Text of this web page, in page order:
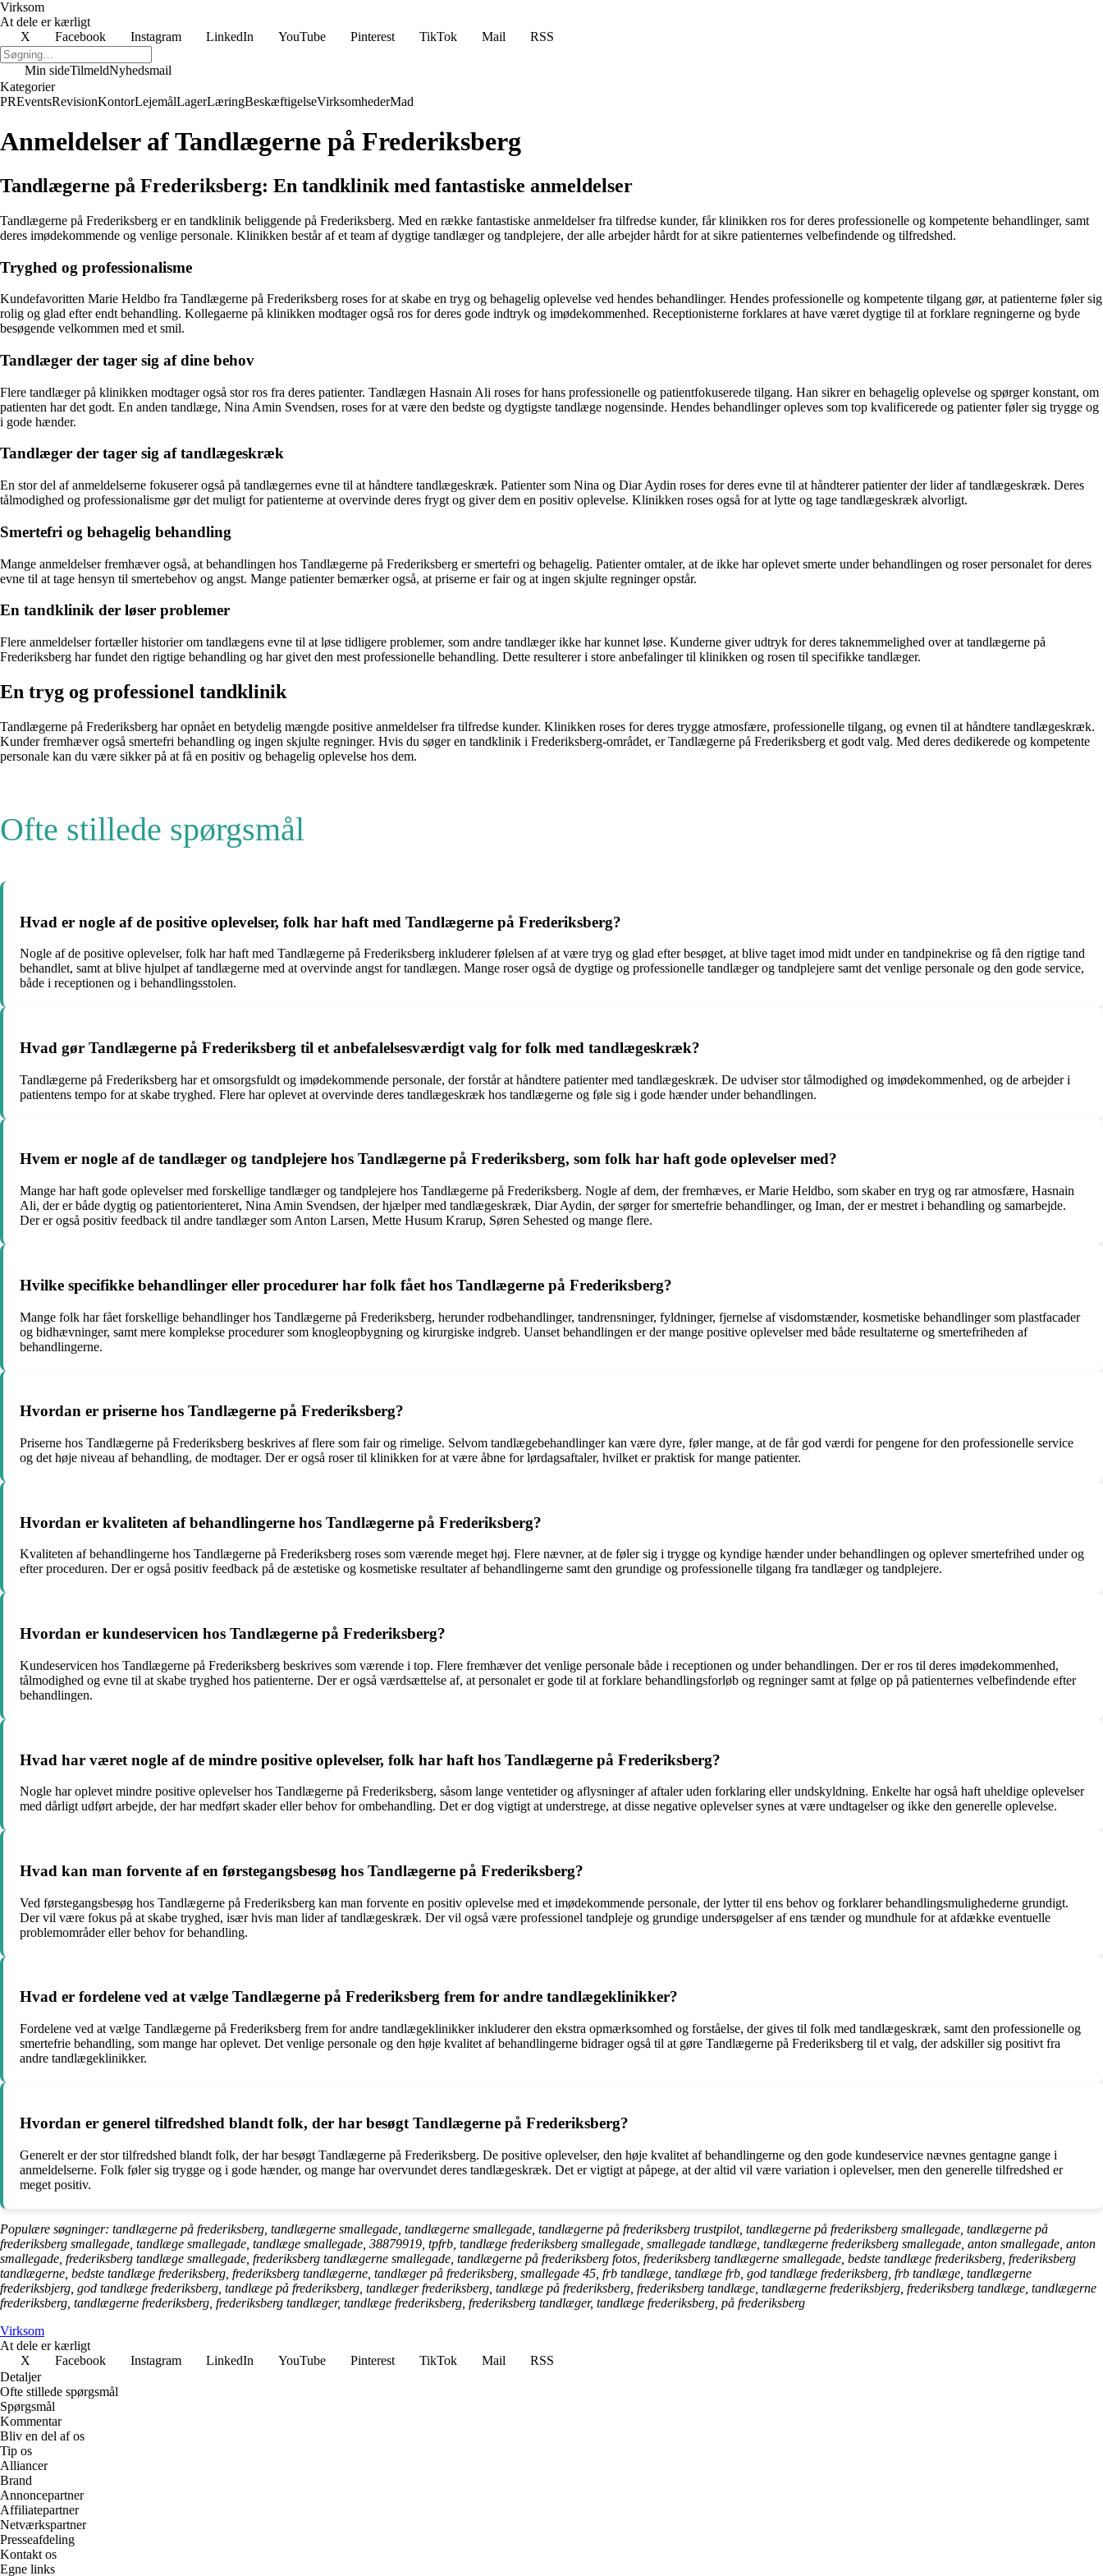
Virksom
At dele er kærligt
X
Facebook Instagram LinkedIn YouTube Pinterest TikTok Mail RSS
Min sideTilmeldNyhedsmail
Kategorier
PREventsRevisionKontorLejemålLagerLæringBeskæftigelseVirksomhederMad
Anmeldelser af Tandlægerne på Frederiksberg
Tandlægerne på Frederiksberg: En tandklinik med fantastiske anmeldelser
Tandlægerne på Frederiksberg er en tandklinik beliggende på Frederiksberg. Med en række fantastiske anmeldelser fra tilfredse kunder, får klinikken ros for deres professionelle og kompetente behandlinger, samt
deres imødekommende og venlige personale. Klinikken består af et team af dygtige tandlæger og tandplejere, der alle arbejder hårdt for at sikre patienternes velbefindende og tilfredshed.
Tryghed og professionalisme
Kundefavoritten Marie Heldbo fra Tandlægerne på Frederiksberg roses for at skabe en tryg og behagelig oplevelse ved hendes behandlinger. Hendes professionelle og kompetente tilgang gør, at patienterne føler sig
rolig og glad efter endt behandling. Kollegaerne på klinikken modtager også ros for deres gode indtryk og imødekommenhed. Receptionisterne forklares at have været dygtige til at forklare regningerne og byde
besøgende velkommen med et smil.
Tandlæger der tager sig af dine behov
Flere tandlæger på klinikken modtager også stor ros fra deres patienter. Tandlægen Hasnain Ali roses for hans professionelle og patientfokuserede tilgang. Han sikrer en behagelig oplevelse og spørger konstant, om
patienten har det godt. En anden tandlæge, Nina Amin Svendsen, roses for at være den bedste og dygtigste tandlæge nogensinde. Hendes behandlinger opleves som top kvalificerede og patienter føler sig trygge og
i gode hænder.
Tandlæger der tager sig af tandlægeskræk
En stor del af anmeldelserne fokuserer også på tandlægernes evne til at håndtere tandlægeskræk. Patienter som Nina og Diar Aydin roses for deres evne til at håndterer patienter der lider af tandlægeskræk. Deres
tålmodighed og professionalisme gør det muligt for patienterne at overvinde deres frygt og giver dem en positiv oplevelse. Klinikken roses også for at lytte og tage tandlægeskræk alvorligt.
Smertefri og behagelig behandling
Mange anmeldelser fremhæver også, at behandlingen hos Tandlægerne på Frederiksberg er smertefri og behagelig. Patienter omtaler, at de ikke har oplevet smerte under behandlingen og roser personalet for deres
evne til at tage hensyn til smertebehov og angst. Mange patienter bemærker også, at priserne er fair og at ingen skjulte regninger opstår.
En tandklinik der løser problemer
Flere anmeldelser fortæller historier om tandlægens evne til at løse tidligere problemer, som andre tandlæger ikke har kunnet løse. Kunderne giver udtryk for deres taknemmelighed over at tandlægerne på
Frederiksberg har fundet den rigtige behandling og har givet den mest professionelle behandling. Dette resulterer i store anbefalinger til klinikken og rosen til specifikke tandlæger.
En tryg og professionel tandklinik
Tandlægerne på Frederiksberg har opnået en betydelig mængde positive anmeldelser fra tilfredse kunder. Klinikken roses for deres trygge atmosfære, professionelle tilgang, og evnen til at håndtere tandlægeskræk.
Kunder fremhæver også smertefri behandling og ingen skjulte regninger. Hvis du søger en tandklinik i Frederiksberg-området, er Tandlægerne på Frederiksberg et godt valg. Med deres dedikerede og kompetente
personale kan du være sikker på at få en positiv og behagelig oplevelse hos dem.
Ofte stillede spørgsmål
Hvad er nogle af de positive oplevelser, folk har haft med Tandlægerne på Frederiksberg?
Nogle af de positive oplevelser, folk har haft med Tandlægerne på Frederiksberg inkluderer følelsen af at være tryg og glad efter besøget, at blive taget imod midt under en tandpinekrise og få den rigtige tand
behandlet, samt at blive hjulpet af tandlægerne med at overvinde angst for tandlægen. Mange roser også de dygtige og professionelle tandlæger og tandplejere samt det venlige personale og den gode service,
både i receptionen og i behandlingsstolen.
Hvad gør Tandlægerne på Frederiksberg til et anbefalelsesværdigt valg for folk med tandlægeskræk?
Tandlægerne på Frederiksberg har et omsorgsfuldt og imødekommende personale, der forstår at håndtere patienter med tandlægeskræk. De udviser stor tålmodighed og imødekommenhed, og de arbejder i
patientens tempo for at skabe tryghed. Flere har oplevet at overvinde deres tandlægeskræk hos tandlægerne og føle sig i gode hænder under behandlingen.
Hvem er nogle af de tandlæger og tandplejere hos Tandlægerne på Frederiksberg, som folk har haft gode oplevelser med?
Mange har haft gode oplevelser med forskellige tandlæger og tandplejere hos Tandlægerne på Frederiksberg. Nogle af dem, der fremhæves, er Marie Heldbo, som skaber en tryg og rar atmosfære, Hasnain
Ali, der er både dygtig og patientorienteret, Nina Amin Svendsen, der hjælper med tandlægeskræk, Diar Aydin, der sørger for smertefrie behandlinger, og Iman, der er mestret i behandling og samarbejde.
Der er også positiv feedback til andre tandlæger som Anton Larsen, Mette Husum Krarup, Søren Sehested og mange flere.
Hvilke specifikke behandlinger eller procedurer har folk fået hos Tandlægerne på Frederiksberg?
Mange folk har fået forskellige behandlinger hos Tandlægerne på Frederiksberg, herunder rodbehandlinger, tandrensninger, fyldninger, fjernelse af visdomstænder, kosmetiske behandlinger som plastfacader
og bidhævninger, samt mere komplekse procedurer som knogleopbygning og kirurgiske indgreb. Uanset behandlingen er der mange positive oplevelser med både resultaterne og smertefriheden af
behandlingerne.
Hvordan er priserne hos Tandlægerne på Frederiksberg?
Priserne hos Tandlægerne på Frederiksberg beskrives af flere som fair og rimelige. Selvom tandlægebehandlinger kan være dyre, føler mange, at de får god værdi for pengene for den professionelle service
og det høje niveau af behandling, de modtager. Der er også roser til klinikken for at være åbne for lørdagsaftaler, hvilket er praktisk for mange patienter.
Hvordan er kvaliteten af behandlingerne hos Tandlægerne på Frederiksberg?
Kvaliteten af behandlingerne hos Tandlægerne på Frederiksberg roses som værende meget høj. Flere nævner, at de føler sig i trygge og kyndige hænder under behandlingen og oplever smertefrihed under og
efter proceduren. Der er også positiv feedback på de æstetiske og kosmetiske resultater af behandlingerne samt den grundige og professionelle tilgang fra tandlæger og tandplejere.
Hvordan er kundeservicen hos Tandlægerne på Frederiksberg?
Kundeservicen hos Tandlægerne på Frederiksberg beskrives som værende i top. Flere fremhæver det venlige personale både i receptionen og under behandlingen. Der er ros til deres imødekommenhed,
tålmodighed og evne til at skabe tryghed hos patienterne. Der er også værdsættelse af, at personalet er gode til at forklare behandlingsforløb og regninger samt at følge op på patienternes velbefindende efter
behandlingen.
Hvad har været nogle af de mindre positive oplevelser, folk har haft hos Tandlægerne på Frederiksberg?
Nogle har oplevet mindre positive oplevelser hos Tandlægerne på Frederiksberg, såsom lange ventetider og aflysninger af aftaler uden forklaring eller undskyldning. Enkelte har også haft uheldige oplevelser
med dårligt udført arbejde, der har medført skader eller behov for ombehandling. Det er dog vigtigt at understrege, at disse negative oplevelser synes at være undtagelser og ikke den generelle oplevelse.
Hvad kan man forvente af en førstegangsbesøg hos Tandlægerne på Frederiksberg?
Ved førstegangsbesøg hos Tandlægerne på Frederiksberg kan man forvente en positiv oplevelse med et imødekommende personale, der lytter til ens behov og forklarer behandlingsmulighederne grundigt.
Der vil være fokus på at skabe tryghed, især hvis man lider af tandlægeskræk. Der vil også være professionel tandpleje og grundige undersøgelser af ens tænder og mundhule for at afdække eventuelle
problemområder eller behov for behandling.
Hvad er fordelene ved at vælge Tandlægerne på Frederiksberg frem for andre tandlægeklinikker?
Fordelene ved at vælge Tandlægerne på Frederiksberg frem for andre tandlægeklinikker inkluderer den ekstra opmærksomhed og forståelse, der gives til folk med tandlægeskræk, samt den professionelle og
smertefrie behandling, som mange har oplevet. Det venlige personale og den høje kvalitet af behandlingerne bidrager også til at gøre Tandlægerne på Frederiksberg til et valg, der adskiller sig positivt fra
andre tandlægeklinikker.
Hvordan er generel tilfredshed blandt folk, der har besøgt Tandlægerne på Frederiksberg?
Generelt er der stor tilfredshed blandt folk, der har besøgt Tandlægerne på Frederiksberg. De positive oplevelser, den høje kvalitet af behandlingerne og den gode kundeservice nævnes gentagne gange i
anmeldelserne. Folk føler sig trygge og i gode hænder, og mange har overvundet deres tandlægeskræk. Det er vigtigt at påpege, at der altid vil være variation i oplevelser, men den generelle tilfredshed er
meget positiv.
Populære søgninger: tandlægerne på frederiksberg, tandlægerne smallegade, tandlægerne smallegade, tandlægerne på frederiksberg trustpilot, tandlægerne på frederiksberg smallegade, tandlægerne på
frederiksberg smallegade, tandlæge smallegade, tandlæge smallegade, 38879919, tpfrb, tandlæge frederiksberg smallegade, smallegade tandlæge, tandlægerne frederiksberg smallegade, anton smallegade, anton
smallegade, frederiksberg tandlæge smallegade, frederiksberg tandlægerne smallegade, tandlægerne på frederiksberg fotos, frederiksberg tandlægerne smallegade, bedste tandlæge frederiksberg, frederiksberg
tandlægerne, bedste tandlæge frederiksberg, frederiksberg tandlægerne, tandlæger på frederiksberg, smallegade 45, frb tandlæge, tandlæge frb, god tandlæge frederiksberg, frb tandlæge, tandlægerne
frederiksbjerg, god tandlæge frederiksberg, tandlæge på frederiksberg, tandlæger frederiksberg, tandlæge på frederiksberg, frederiksberg tandlæge, tandlægerne frederiksbjerg, frederiksberg tandlæge, tandlægerne
frederiksberg, tandlægerne frederiksberg, frederiksberg tandlæger, tandlæge frederiksberg, frederiksberg tandlæger, tandlæge frederiksberg, på frederiksberg
Virksom
At dele er kærligt
X
Facebook Instagram LinkedIn YouTube Pinterest TikTok Mail
RSS
Detaljer
Ofte stillede spørgsmål
Spørgsmål
Kommentar
Bliv en del af os
Tip os
Alliancer
Brand
Annoncepartner
Affiliatepartner
Netværkspartner
Presseafdeling
Kontakt os
Egne links